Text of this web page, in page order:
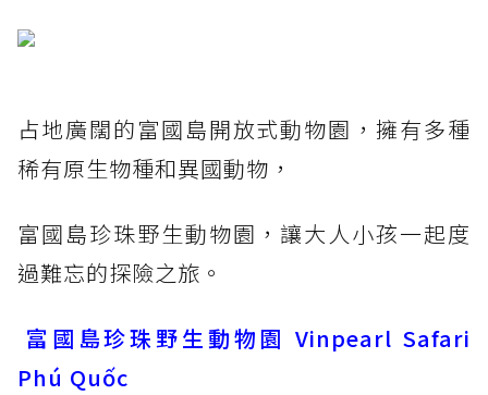
占地廣闊的富國島開放式動物園，擁有多種
稀有原生物種和異國動物，
富國島珍珠野生動物園，讓大人小孩一起度
過難忘的探險之旅。
富國島珍珠野生動物園 Vinpearl Safari
Phú Quốc